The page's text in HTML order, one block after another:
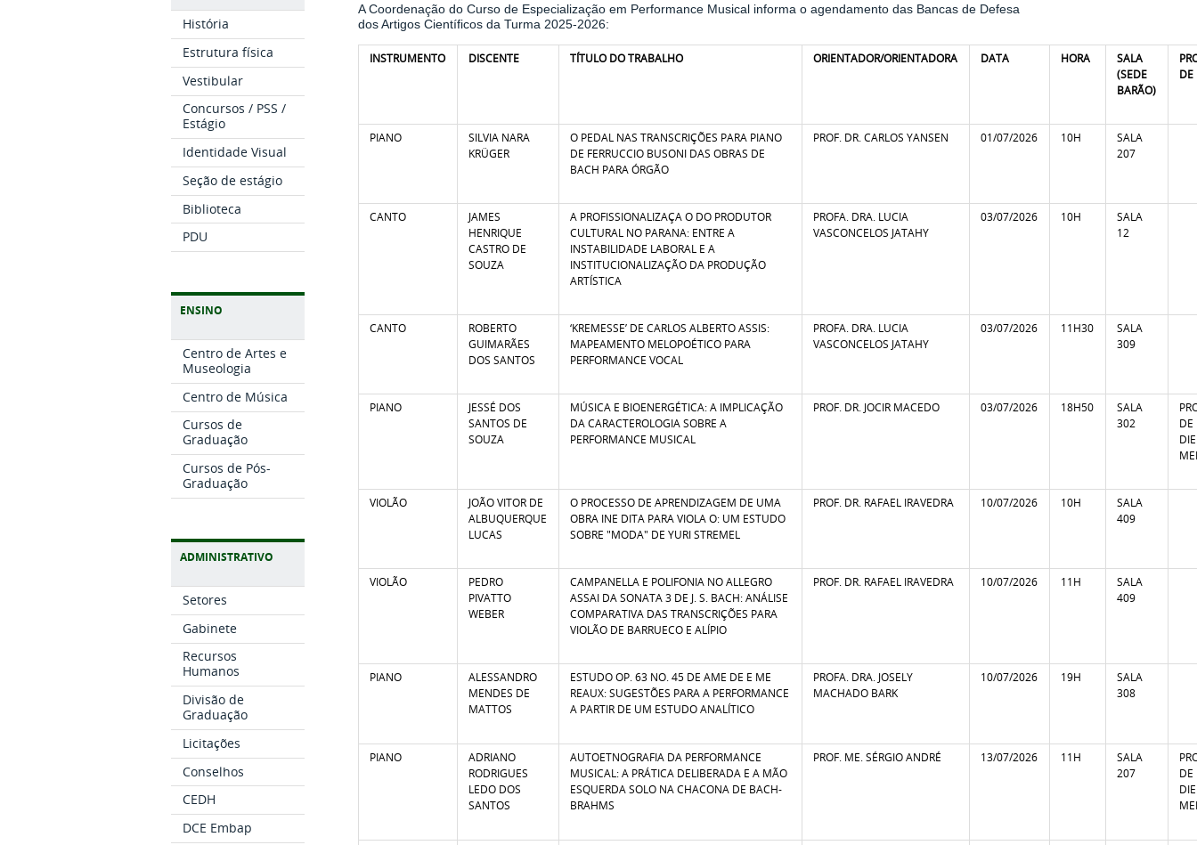
História
Estrutura física
Vestibular
Concursos / PSS /
Estágio
Identidade Visual
Seção de estágio
Biblioteca
PDU
ENSINO
Centro de Artes e
Museologia
Centro de Música
Cursos de
Graduação
Cursos de Pós-
Graduação
ADMINISTRATIVO
Setores
Gabinete
Recursos
Humanos
Divisão de
Graduação
Licitações
Conselhos
CEDH
DCE Embap
A Coordenação do Curso de Especialização em Performance Musical informa o agendamento das Bancas de Defesa
dos Artigos Científicos da Turma 2025-2026:
INSTRUMENTO DISCENTE TÍTULO DO TRABALHO ORIENTADOR/ORIENTADORA DATA HORA
SALA
(SEDE
BARÃO)
DE
PIANO
SILVIA NARA
KRÜGER
O PEDAL NAS TRANSCRIÇÕES PARA PIANO
DE FERRUCCIO BUSONI DAS OBRAS DE
BACH PARA ÓRGÃO
PROF. DR. CARLOS YANSEN 01/07/2026 10H
SALA
207
CANTO
JAMES
HENRIQUE
CASTRO DE
SOUZA
A PROFISSIONALIZAÇA O DO PRODUTOR
CULTURAL NO PARANA: ENTRE A
INSTABILIDADE LABORAL E A
INSTITUCIONALIZAÇÃO DA PRODUÇÃO
ARTÍSTICA
PROFA. DRA. LUCIA
VASCONCELOS JATAHY
03/07/2026 10H
SALA
12
CANTO
ROBERTO
GUIMARÃES
DOS SANTOS
‘KREMESSE’ DE CARLOS ALBERTO ASSIS:
MAPEAMENTO MELOPOÉTICO PARA
PERFORMANCE VOCAL
PROFA. DRA. LUCIA
VASCONCELOS JATAHY
03/07/2026 11H30
SALA
309
PIANO
JESSÉ DOS
SANTOS DE
SOUZA
MÚSICA E BIOENERGÉTICA: A IMPLICAÇÃO
DA CARACTEROLOGIA SOBRE A
PERFORMANCE MUSICAL
PROF. DR. JOCIR MACEDO 03/07/2026 18H50
SALA
302
DE
VIOLÃO
JOÃO VITOR DE
ALBUQUERQUE
LUCAS
O PROCESSO DE APRENDIZAGEM DE UMA
OBRA INE DITA PARA VIOLA O: UM ESTUDO
SOBRE "MODA" DE YURI STREMEL
PROF. DR. RAFAEL IRAVEDRA 10/07/2026 10H
SALA
409
VIOLÃO
PEDRO
PIVATTO
WEBER
CAMPANELLA E POLIFONIA NO ALLEGRO
ASSAI DA SONATA 3 DE J. S. BACH: ANÁLISE
COMPARATIVA DAS TRANSCRIÇÕES PARA
VIOLÃO DE BARRUECO E ALÍPIO
PROF. DR. RAFAEL IRAVEDRA 10/07/2026 11H
SALA
409
PIANO
ALESSANDRO
MENDES DE
MATTOS
ESTUDO OP. 63 NO. 45 DE AME DE E ME
REAUX: SUGESTÕES PARA A PERFORMANCE
A PARTIR DE UM ESTUDO ANALÍTICO
PROFA. DRA. JOSELY
MACHADO BARK
10/07/2026 19H
SALA
308
PIANO
ADRIANO
RODRIGUES
LEDO DOS
SANTOS
AUTOETNOGRAFIA DA PERFORMANCE
MUSICAL: A PRÁTICA DELIBERADA E A MÃO
ESQUERDA SOLO NA CHACONA DE BACH-
BRAHMS
PROF. ME. SÉRGIO ANDRÉ 13/07/2026 11H
SALA
207
DE